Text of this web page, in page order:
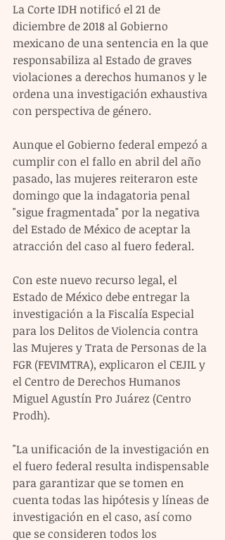
La Corte IDH notificó el 21 de
diciembre de 2018 al Gobierno
mexicano de una sentencia en la que
responsabiliza al Estado de graves
violaciones a derechos humanos y le
ordena una investigación exhaustiva
con perspectiva de género.
Aunque el Gobierno federal empezó a
cumplir con el fallo en abril del año
pasado, las mujeres reiteraron este
domingo que la indagatoria penal
"sigue fragmentada" por la negativa
del Estado de México de aceptar la
atracción del caso al fuero federal.
Con este nuevo recurso legal, el
Estado de México debe entregar la
investigación a la Fiscalía Especial
para los Delitos de Violencia contra
las Mujeres y Trata de Personas de la
FGR (FEVIMTRA), explicaron el CEJIL y
el Centro de Derechos Humanos
Miguel Agustín Pro Juárez (Centro
Prodh).
"La unificación de la investigación en
el fuero federal resulta indispensable
para garantizar que se tomen en
cuenta todas las hipótesis y líneas de
investigación en el caso, así como
que se consideren todos los